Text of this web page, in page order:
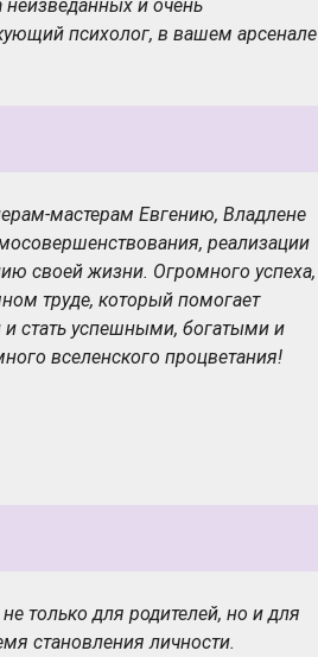
неизведанных и очень
психолог, в вашем арсенале
техник для работы с
не придется, они все красиво
вашими единомышленниками.
мастерам Евгению, Владлене
реализации
своей жизни. Огромного успеха,
труде, который помогает
стать успешными, богатыми и
вселенского процветания!
только для родителей, но и для
становления личности.